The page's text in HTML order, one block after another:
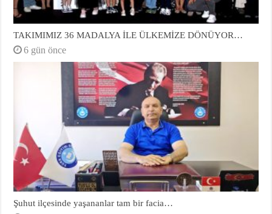
TAKIMIMIZ 36 MADALYA İLE ÜLKEMİZE DÖNÜYOR…
6 gün önce
Şuhut ilçesinde yaşananlar tam bir facia…